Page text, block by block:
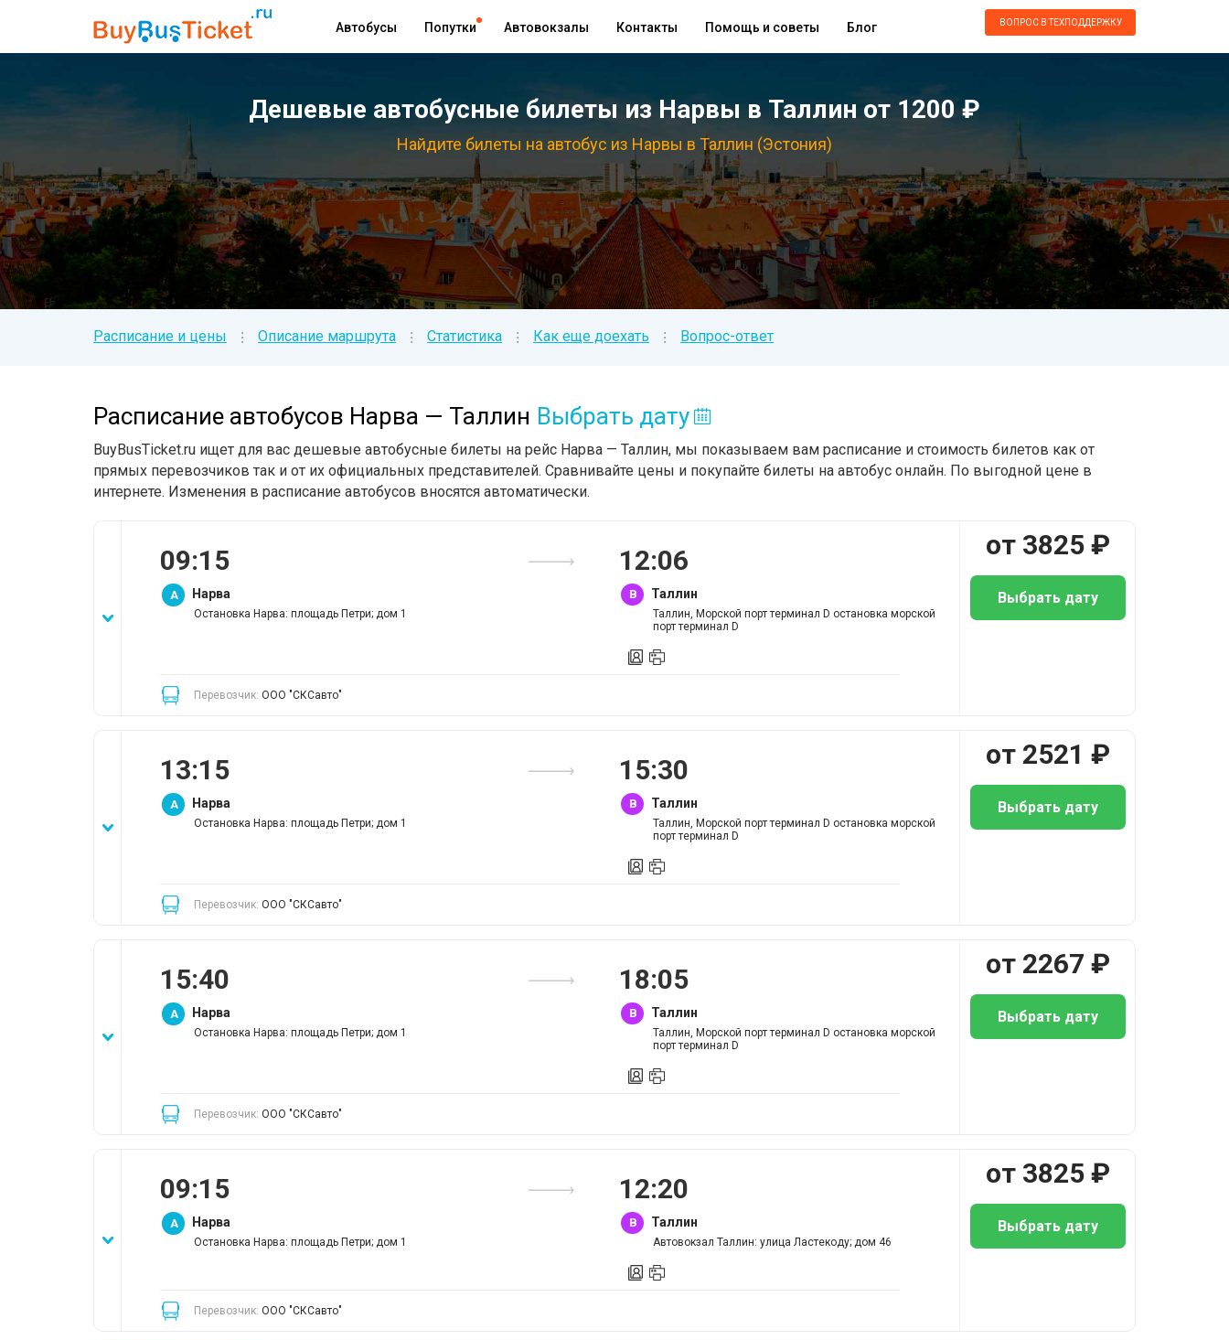
Автобусы Попутки Автовокзалы Контакты Помощь и советы Блог ВОПРОС В ТЕХПОДДЕРЖКУ
Дешевые автобусные билеты из Нарвы в Таллин от 1200 ₽
Найдите билеты на автобус из Нарвы в Таллин (Эстония)
Расписание и цены ⁝ Описание маршрута ⁝ Статистика ⁝ Как еще доехать ⁝ Вопрос-ответ
Расписание автобусов Нарва — Таллин Выбрать дату
BuyBusTicket.ru ищет для вас дешевые автобусные билеты на рейс Нарва — Таллин, мы показываем вам расписание и стоимость билетов как от
прямых перевозчиков так и от их официальных представителей. Сравнивайте цены и покупайте билеты на автобус онлайн. По выгодной цене в
интернете. Изменения в расписание автобусов вносятся автоматически.
09:15
A Нарва
Остановка Нарва: площадь Петри; дом 1
12:06
B Таллин
Таллин, Морской порт терминал D остановка морской
порт терминал D
Перевозчик: ООО "СКСавто"
от 3825₽
Выбрать дату
13:15
A Нарва
Остановка Нарва: площадь Петри; дом 1
15:30
B Таллин
Таллин, Морской порт терминал D остановка морской
порт терминал D
Перевозчик: ООО "СКСавто"
от 2521 ₽
Выбрать дату
15:40
A Нарва
Остановка Нарва: площадь Петри; дом 1
18:05
B Таллин
Таллин, Морской порт терминал D остановка морской
порт терминал D
Перевозчик: ООО "СКСавто"
от 2267 ₽
Выбрать дату
09:15
A Нарва
Остановка Нарва: площадь Петри; дом 1
12:20
B Таллин
Автовокзал Таллин: улица Ластекоду; дом 46
Перевозчик: ООО "СКСавто"
от 3825₽
Выбрать дату